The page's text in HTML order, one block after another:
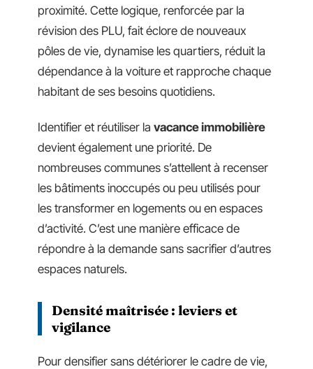
proximité. Cette logique, renforcée par la
révision des PLU, fait éclore de nouveaux
pôles de vie, dynamise les quartiers, réduit la
dépendance à la voiture et rapproche chaque
habitant de ses besoins quotidiens.
Identifier et réutiliser la vacance immobilière
devient également une priorité. De
nombreuses communes s’attellent à recenser
les bâtiments inoccupés ou peu utilisés pour
les transformer en logements ou en espaces
d’activité. C’est une manière efficace de
répondre à la demande sans sacrifier d’autres
espaces naturels.
Densité maîtrisée : leviers et
vigilance
Pour densifier sans détériorer le cadre de vie,